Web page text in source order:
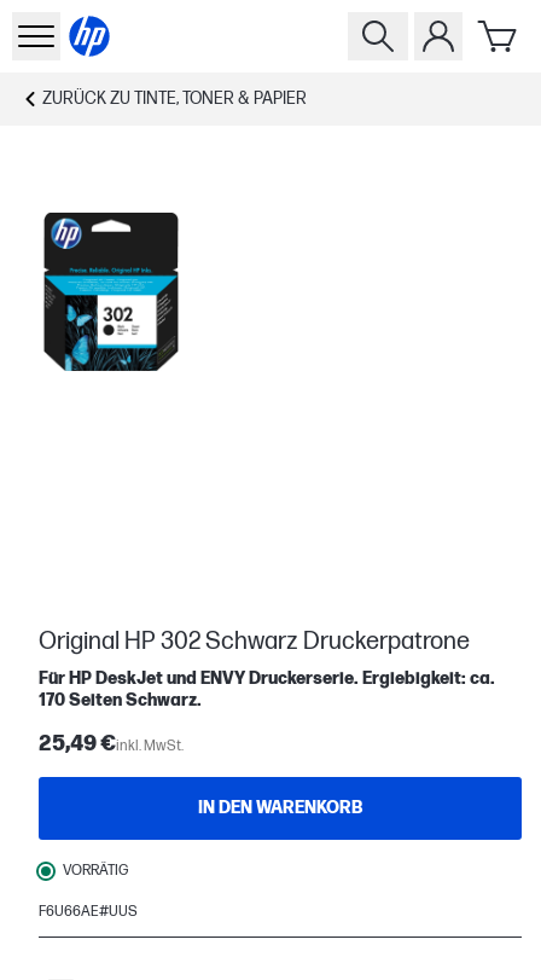
ZURÜCK ZU TINTE, TONER & PAPIER
Original HP 302 Schwarz Druckerpatrone
Für HP DeskJet und ENVY Druckerserie. Ergiebigkeit: ca.
170 Seiten Schwarz.
25,49 €inkl. MwSt.
IN DEN WARENKORB
VORRÄTIG
F6U66AE#UUS